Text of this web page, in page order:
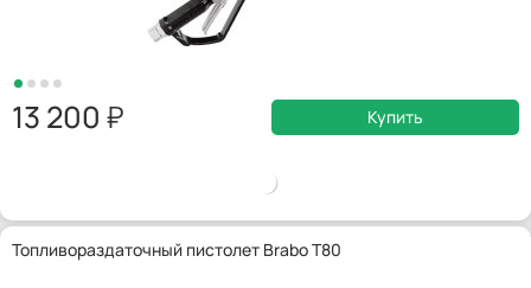
13 200 Купить
Топливораздаточный пистолет Brabo T80